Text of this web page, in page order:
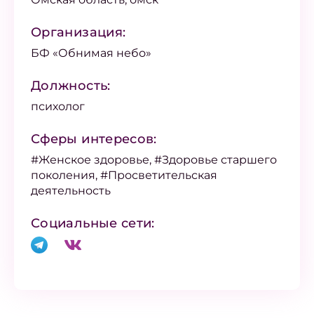
Организация:
БФ «Обнимая небо»
Должность:
психолог
Сферы интересов:
#Женское здоровье, #Здоровье старшего
поколения, #Просветительская
деятельность
Социальные сети: